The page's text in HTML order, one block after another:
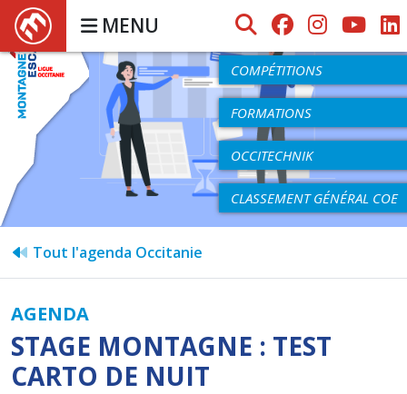
MENU AGENDA
COMPÉTITIONS
FORMATIONS
OCCITECHNIK
CLASSEMENT GÉNÉRAL COE
Tout l'agenda Occitanie
AGENDA
STAGE MONTAGNE : TEST
CARTO DE NUIT